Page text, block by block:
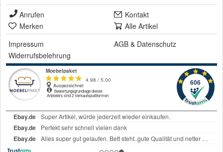
Anrufen
Kontakt
Merken
Alle Artikel
Impressum
AGB & Datenschutz
Widerrufsbelehrung